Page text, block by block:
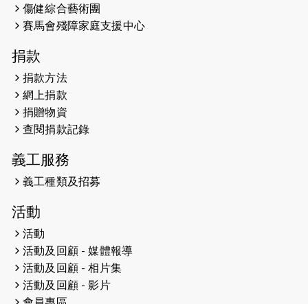
2026-05-07
開始）
2026-04-30
2026-04-25
2026-04-24
2026-04-23
2026-04-19
2026-04-16
猛龍長跑隊恆常練習 - 4月16日
（19:00開始）
2026-04-12
傷健綜合藝術團
賽馬會殘障家庭支援中心
捐款
捐款方法
網上捐款
捐贈物資
查閱捐款記錄
義工服務
義工種類及招募
活動
活動
活動及回顧 - 媒體報導
活動及回顧 - 相片集
活動及回顧 - 影片